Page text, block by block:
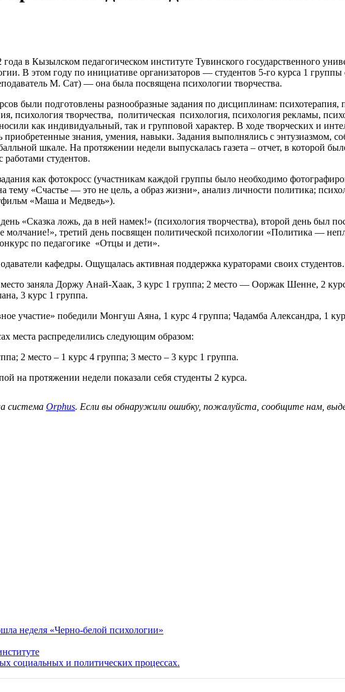
в Кызылском педагогическом институте Тувинского государственного
В этом году по инициативе организаторов — студентов 5-го курса 1
М. Сат) — она была посвящена психологии творчества.
были подготовлены разнообразные задания по дисциплинам: психотерапия,
психология творчества, политическая психология, психология рекламы,
как индивидуальный, так и групповой характер. В ходе творческих и
приобретенные знания, умения, навыки. Задания выполнялись с энтузиазмом,
шкале. На протяжении недели выпускалась газета – отчет, в которой
работами студентов.
как фотокросс (участникам каждой группы было необходимо
«Счастье — это не цель, а образ жизни», анализ личности политика;
«Маша и Медведь»).
«Сказка ложь, да в ней намек!» (психология творчества), второй день был
молчание!», третий день посвящен политической психологии «Политика —
по педагогике «Отцы и дети».
кафедры. Ощущалась активная поддержка кураторами своих студентов.
заняла Доржу Анай-Хаак, 3 курс 1 группа; 2 место — Ооржак Шенне, 2
3 курс 1 группа.
участие» победили Монгуш Аяна, 1 курс 4 группа; Чадамба Александра, 1
места распределились следующим образом:
2 место – 1 курс 4 группа; 3 место – 3 курс 1 группа.
на протяжении недели показали себя студенты 2 курса.
система Orphus. Если вы обнаружили ошибку, пожалуйста, сообщите нам,
неделя «Черно-белой психологии»
социальных и политических процессах.